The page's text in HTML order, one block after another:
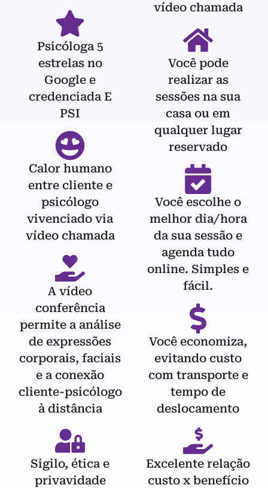
Psicóloga 5
estrelas no
Google e
credenciada E
PSI
Calor humano
entre cliente e
psicólogo
vivenciado via
vídeo chamada
A vídeo
conferência
permite a análise
de expressões
corporais, faciais
e a conexão
cliente-psicólogo
à distância
Sigilo, ética e
privavidade
vídeo chamada
Você pode
realizar as
sessões na sua
casa ou em
qualquer lugar
reservado
Você escolhe o
melhor dia/hora
da sua sessão e
agenda tudo
online. Simples e
fácil.
Você economiza,
evitando custo
com transporte e
tempo de
deslocamento
Excelente relação
custo x benefício